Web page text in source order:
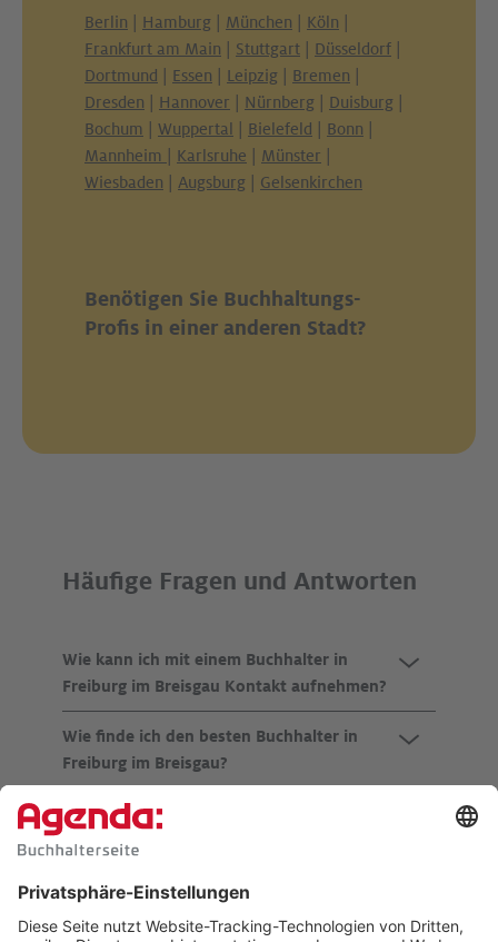
Berlin Hamburg München Köln
Frankfurt am Main
Stuttgart Düsseldorf
Dortmund
Essen Leipzig Bremen
Dresden
Hannover Nürnberg Duisburg
Bochum
Wuppertal Bielefeld Bonn
Mannheim
Karlsruhe Münster
Wiesbaden
Augsburg Gelsenkirchen
Benötigen Sie Buchhaltungs-
Profis in einer anderen Stadt?
Häufige Fragen und Antworten
Wie kann ich mit einem Buchhalter in
Freiburg im Breisgau Kontakt aufnehmen?
Wie finde ich den besten Buchhalter in
Freiburg im Breisgau?
Welche Dienstleistungen bieten
Wie finde ich einen Buchhalter, der auf
meine Branche spezialisiert ist?